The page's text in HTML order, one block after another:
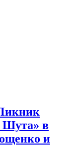
Шута» в
и